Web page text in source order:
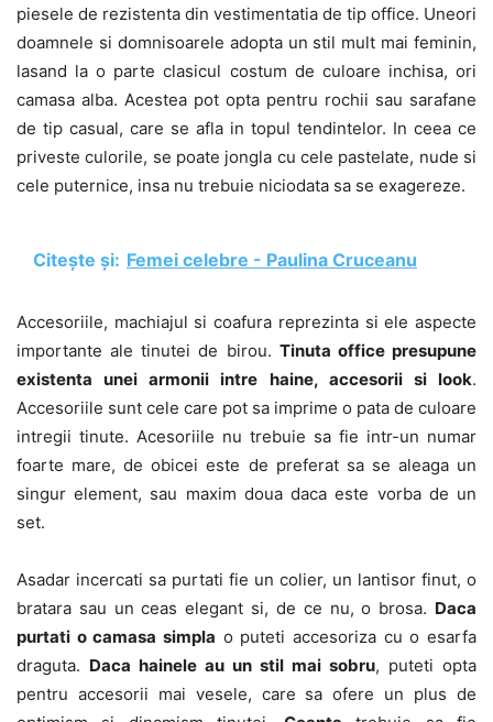
piesele de rezistenta din vestimentatia de tip office. Uneori
doamnele si domnisoarele adopta un stil mult mai feminin,
lasand la o parte clasicul costum de culoare inchisa, ori
camasa alba. Acestea pot opta pentru rochii sau sarafane
de tip casual, care se afla in topul tendintelor. In ceea ce
priveste culorile, se poate jongla cu cele pastelate, nude si
cele puternice, insa nu trebuie niciodata sa se exagereze.
Citește și: Femei celebre - Paulina Cruceanu
Accesoriile, machiajul si coafura reprezinta si ele aspecte
importante ale tinutei de birou. Tinuta office presupune
existenta unei armonii intre haine, accesorii si look.
Accesoriile sunt cele care pot sa imprime o pata de culoare
intregii tinute. Acesoriile nu trebuie sa fie intr-un numar
foarte mare, de obicei este de preferat sa se aleaga un
singur element, sau maxim doua daca este vorba de un
set.
Asadar incercati sa purtati fie un colier, un lantisor finut, o
bratara sau un ceas elegant si, de ce nu, o brosa. Daca
purtati o camasa simpla o puteti accesoriza cu o esarfa
draguta. Daca hainele au un stil mai sobru, puteti opta
pentru accesorii mai vesele, care sa ofere un plus de